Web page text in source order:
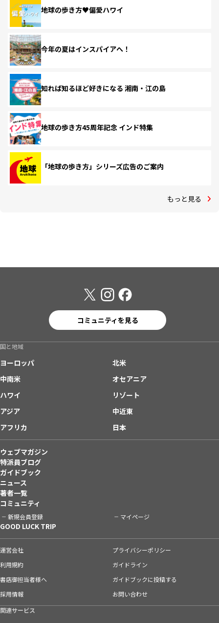
地球の歩き方♥偏愛ハワイ
今年の夏はインスパイアへ！
知れば知るほど好きになる 湘南・江の島
地球の歩き方45周年記念 インド特集
「地球の歩き方」シリーズ広告のご案内
もっと見る
コミュニティを見る
国と地域
ヨーロッパ
北米
中南米
オセアニア
ハワイ
リゾート
アジア
中近東
アフリカ
日本
ウェブマガジン
特派員ブログ
ガイドブック
ニュース
著者一覧
コミュニティ
新規会員登録 マイページ
GOOD LUCK TRIP
運営会社
プライバシーポリシー
利用規約
ガイドライン
書店御担当者様へ
ガイドブックに投稿する
採用情報
お問い合わせ
関連サービス